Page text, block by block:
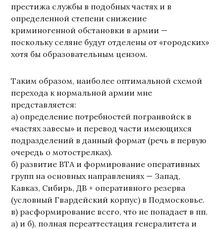
престижа службы в подобных частях и в
определенной степени снижение
криминогенной обстановки в армии —
поскольку селяне будут отделены от «городских»
хотя бы образовательным цензом.
Таким образом, наиболее оптимальной схемой
перехода к нормальной армии мне
представляется:
а) определение потребностей погранвойск в
«частях завесы» и перевод части имеющихся
подразделений в данный формат (речь в первую
очередь о мотострелках).
б) развитие ВТА и формирование оперативных
групп на основных направлениях — Запад,
Кавказ, Сибирь, ДВ + оперативного резерва
(условный Гвардейский корпус) в Подмосковье.
в) расформирование всего, что не попадает в пп.
а) и б), полная переаттестация генералитета и